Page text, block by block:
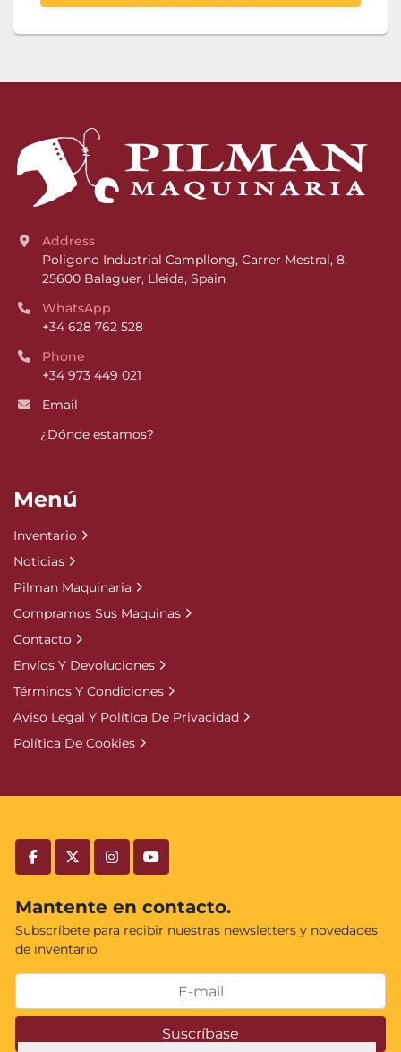
facebooktwitterinstagramyoutube
Mantente en contacto.
Subscríbete para recibir nuestras newsletters y novedades
de inventario
Suscríbase
Address
Poligono Industrial Campllong, Carrer Mestral, 8,
25600 Balaguer, Lleida, Spain
WhatsApp
+34 628 762 528
Phone
+34 973 449 021
Email
¿Dónde estamos?
Menú
Inventario
Noticias
Pilman Maquinaria
Compramos Sus Maquinas
Contacto
Envíos Y Devoluciones
Términos Y Condiciones
Aviso Legal Y Política De Privacidad
Política De Cookies